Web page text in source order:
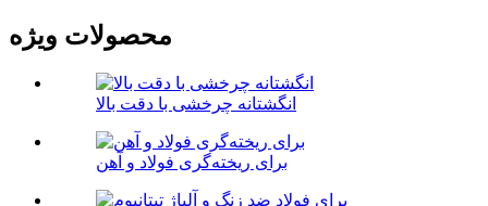
محصولات ویژه
انگشتانه چرخشی با دقت بالا
برای ریخته‌گری فولاد و آهن